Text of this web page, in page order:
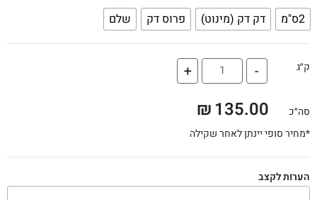
2ס"מ דק דק (מינוט) פרוס דק שלם
ק״ג -
+
סה״כ 135.00
₪
*מחיר סופי יינתן לאחר שקילה
הערות לקצב